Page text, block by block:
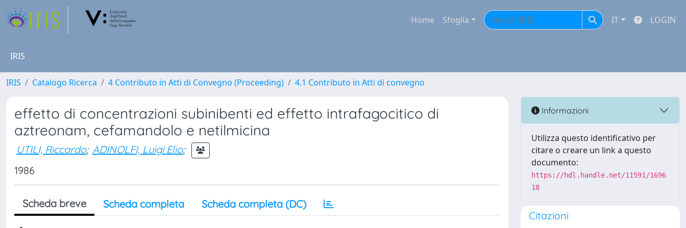
Home Sfoglia IT LOGIN
IRIS
IRIS Catalogo Ricerca 4 Contributo in Atti di Convegno (Proceeding) 4.1 Contributo in Atti di convegno
effetto di concentrazioni subinibenti ed effetto intrafagocitico di
aztreonam, cefamandolo e netilmicina
UTILI, Riccardo; ADINOLFI, Luigi Elio;
1986
Scheda breve Scheda completa Scheda completa (DC)
Informazioni
Utilizza questo identificativo per
citare o creare un link a questo
documento:
https://hdl.handle.net/11591/1696
18
Citazioni